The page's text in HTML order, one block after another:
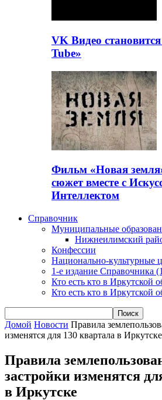
VK Видео
Tube»
Фильм «Новая
сюжет вместе с
Интеллектом
Справочник
Муниципальные
Нижнеилимский
Конфессии
Национально-культурные
1-е издание Справочника
Кто есть кто в Иркутской
Кто есть кто в Иркутской
Домой Новости Правила
изменятся для 130 квартала в Иркутске
Правила
застройки изменятся
в Иркутске